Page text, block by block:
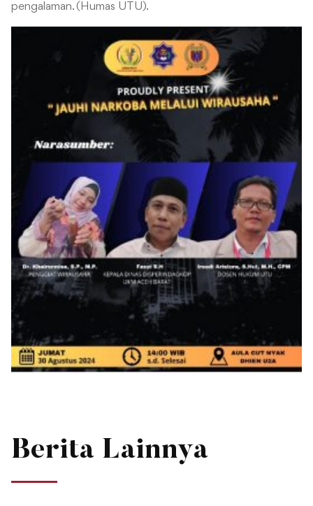
pengalaman. (Humas UTU).
Berita Lainnya